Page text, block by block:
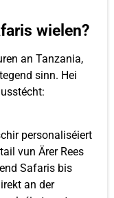
wielen?
an Tanzania,
sinn. Hei
personaliséiert
vun Ärer Rees
Safaris bis
an der